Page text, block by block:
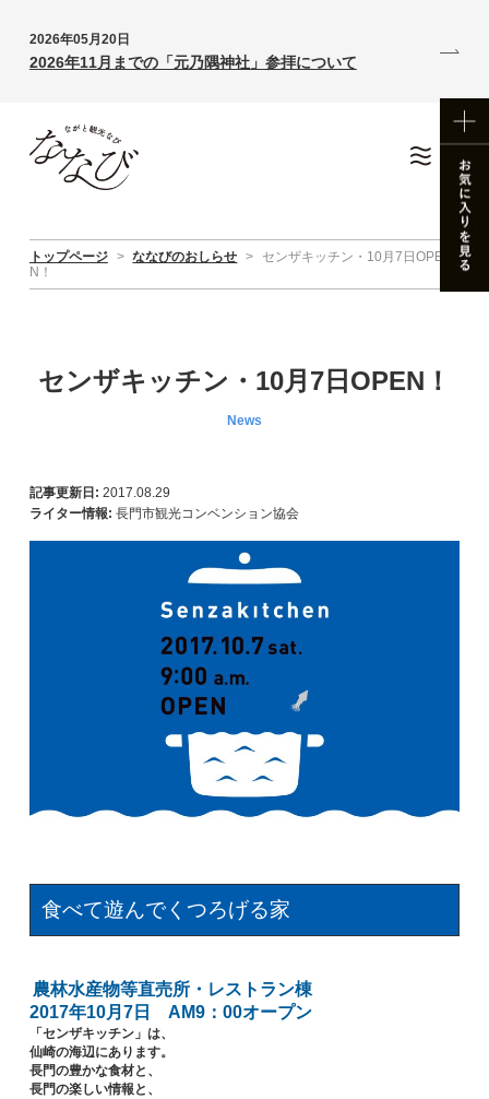
2026年05月20日
2026年11月までの「元乃隅神社」参拝について
トップページ > ななびのおしらせ >
センザキッチン・10月7日OPE
N！
センザキッチン・10月7日OPEN！
News
記事更新日: 2017.08.29
ライター情報: 長門市観光コンベンション協会
食べて遊んでくつろげる家
農林水産物等直売所・レストラン棟
2017年10月7日 AM9：00オープン
「センザキッチン」は、
仙崎の海辺にあります。
長門の豊かな食材と、
長門の楽しい情報と、